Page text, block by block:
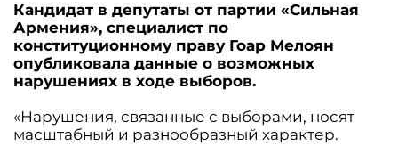
Кандидат в депутаты от партии «Сильная
Армения», специалист по
конституционному праву Гоар Мелоян
опубликовала данные о возможных
нарушениях в ходе выборов.
«Нарушения, связанные с выборами, носят
масштабный и разнообразный характер.